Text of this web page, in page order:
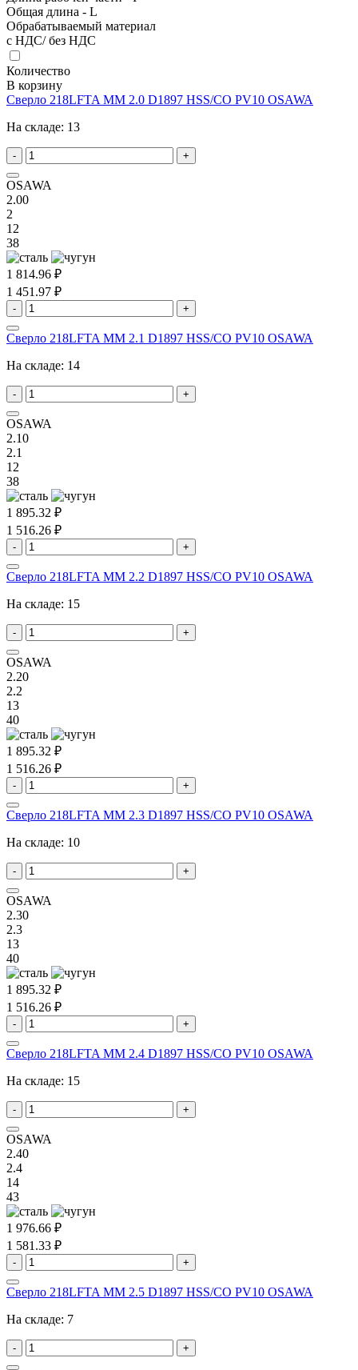
Общая длина - L
Обрабатываемый материал
с НДС/ без НДС
Количество
В корзину
Сверло 218LFTA MM 2.0 D1897 HSS/CO PV10 OSAWA
На складе: 13
- +
OSAWA
2.00
2
12
38
1 814.96 ₽
1 451.97 ₽
- +
Сверло 218LFTA MM 2.1 D1897 HSS/CO PV10 OSAWA
На складе: 14
- +
OSAWA
2.10
2.1
12
38
1 895.32 ₽
1 516.26 ₽
- +
Сверло 218LFTA MM 2.2 D1897 HSS/CO PV10 OSAWA
На складе: 15
- +
OSAWA
2.20
2.2
13
40
1 895.32 ₽
1 516.26 ₽
- +
Сверло 218LFTA MM 2.3 D1897 HSS/CO PV10 OSAWA
На складе: 10
- +
OSAWA
2.30
2.3
13
40
1 895.32 ₽
1 516.26 ₽
- +
Сверло 218LFTA MM 2.4 D1897 HSS/CO PV10 OSAWA
На складе: 15
- +
OSAWA
2.40
2.4
14
43
1 976.66 ₽
1 581.33 ₽
- +
Сверло 218LFTA MM 2.5 D1897 HSS/CO PV10 OSAWA
На складе: 7
- +